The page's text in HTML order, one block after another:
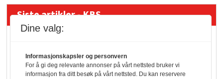
Siste artikler - KBS
pris når elbilister
velger ladestopp
Dine valg:
Informasjonskapsler og personvern
For å gi deg relevante annonser på vårt nettsted bruker vi
informasjon fra ditt besøk på vårt nettsted. Du kan reservere